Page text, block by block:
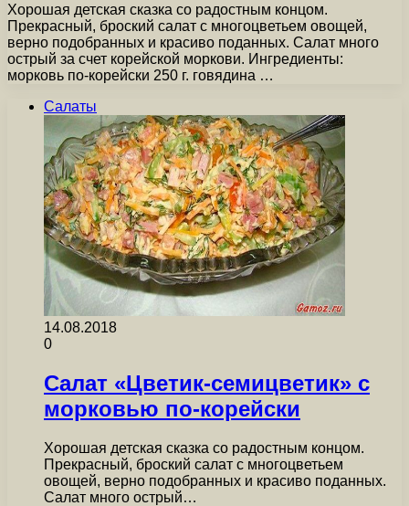
Хорошая детская сказка со радостным концом.
Прекрасный, броский салат с многоцветьем овощей,
верно подобранных и красиво поданных. Салат много
острый за счет корейской моркови. Ингредиенты:
морковь по-корейски 250 г. говядина …
Салаты
14.08.2018
0
Салат «Цветик-семицветик» с
морковью по-корейски
Хорошая детская сказка со радостным концом.
Прекрасный, броский салат с многоцветьем
овощей, верно подобранных и красиво поданных.
Салат много острый…